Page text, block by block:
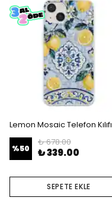
Lemon Mosaic Telefon Kılıfı
%50
₺ 678.00
₺ 339.00
SEPETE EKLE